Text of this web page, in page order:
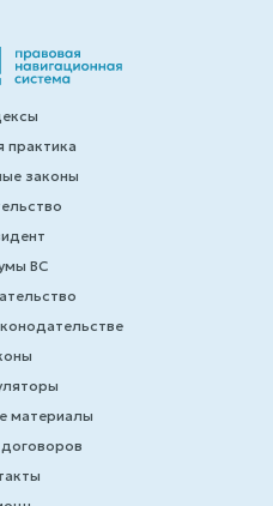
практика
законы
ВС
материалы